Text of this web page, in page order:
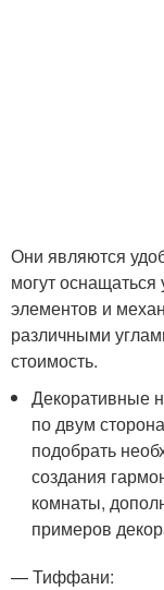
Они являются
могут
элементов и
различными
стоимость.
Декоративные
по двум
подобрать
создания
комнаты,
примеров
— Тиффани: